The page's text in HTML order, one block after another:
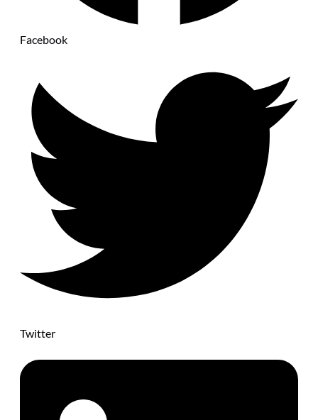
Facebook
Twitter